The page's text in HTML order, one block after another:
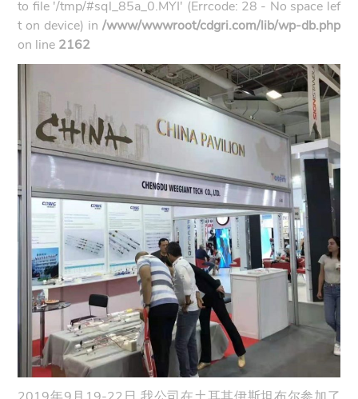
to file '/tmp/#sql_85a_0.MYI' (Errcode: 28 - No space lef
t on device) in /www/wwwroot/cdgri.com/lib/wp-db.php
on line 2162